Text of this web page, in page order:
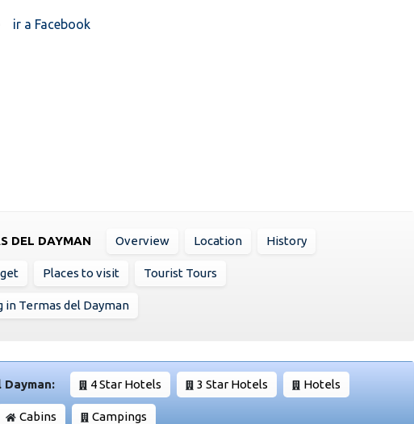
ir a Facebook
DEL DAYMAN Overview Location History
Places to visit Tourist Tours
in Termas del Dayman
4 Star Hotels 3 Star Hotels Hotels
Cabins Campings